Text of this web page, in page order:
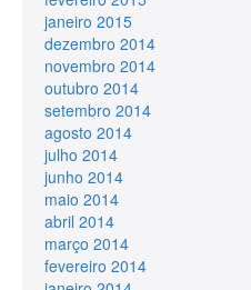
janeiro 2015
dezembro 2014
novembro 2014
outubro 2014
setembro 2014
agosto 2014
julho 2014
junho 2014
maio 2014
abril 2014
março 2014
fevereiro 2014